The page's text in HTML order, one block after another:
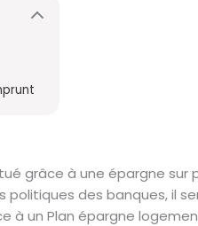
grâce à une épargne sur
des banques, il
à un Plan épargne